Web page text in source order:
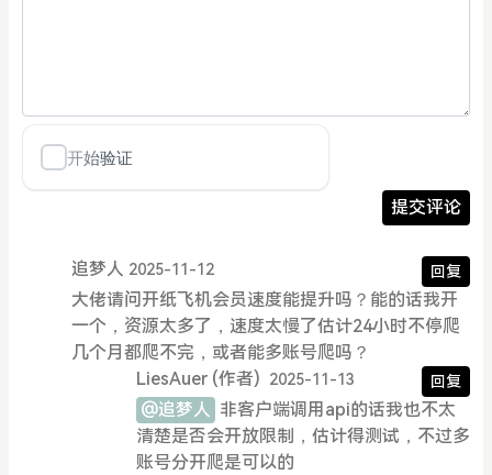
提交评论
追梦人 2025-11-12 回复
大佬请问开纸飞机会员速度能提升吗？能的话我开
一个，资源太多了，速度太慢了估计24小时不停爬
几个月都爬不完，或者能多账号爬吗？
LiesAuer (作者) 2025-11-13 回复
@追梦人 非客户端调用api的话我也不太
清楚是否会开放限制，估计得测试，不过多
账号分开爬是可以的